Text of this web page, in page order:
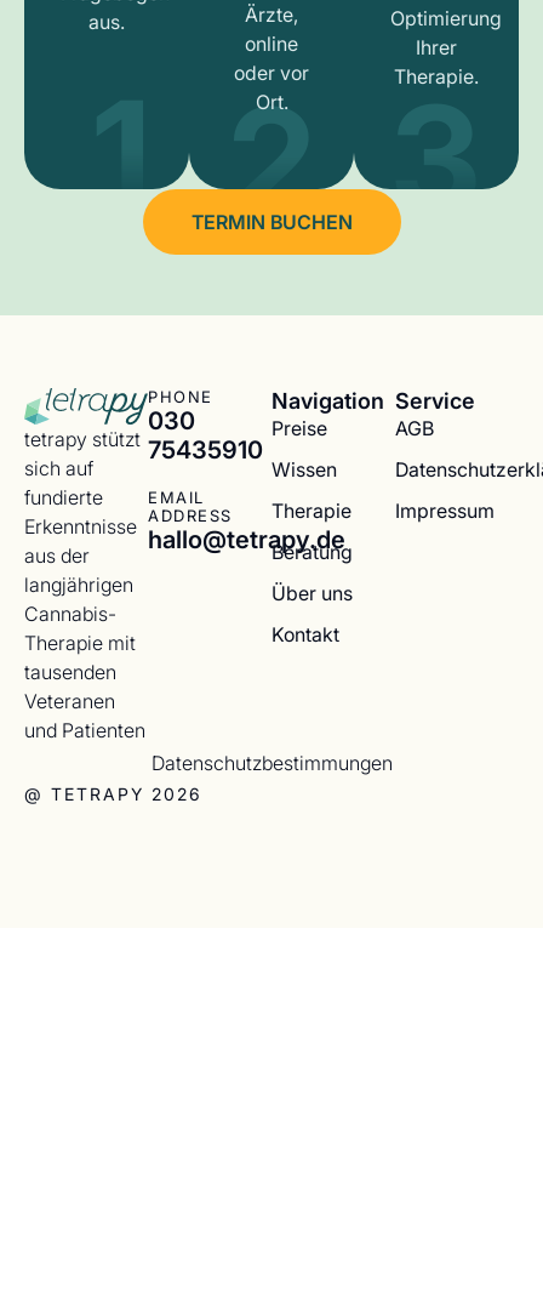
aus.
1
Ärzte,
online
oder vor
Ort.
2
Optimierung
Ihrer
Therapie.
3
TERMIN BUCHEN
tetrapy stützt
sich auf
fundierte
Erkenntnisse
aus der
langjährigen
Cannabis-
Therapie mit
tausenden
Veteranen
und Patienten
PHONE
030
75435910
EMAIL
ADDRESS
hallo@tetrapy.de
Navigation
Preise
Wissen
Therapie
Beratung
Über uns
Kontakt
Service
AGB
Impressum
@ TETRAPY 2026
Datenschutzbestimmungen